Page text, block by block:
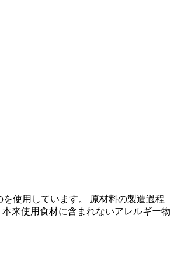
使用しています。 原材料の製造過程
来使用食材に含まれないアレルギー物